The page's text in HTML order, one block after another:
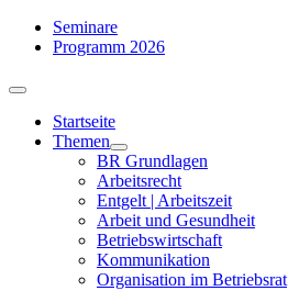
Zum
Inhalt
Seminare
Programm 2026
Toggle
NavigationStartseite
Themen
BR Grundlagen
Arbeits­recht
Entgelt | Arbeitszeit
Arbeit und Gesundheit
Betriebswirtschaft
Kommuni­kation
Organisation im Betriebsrat